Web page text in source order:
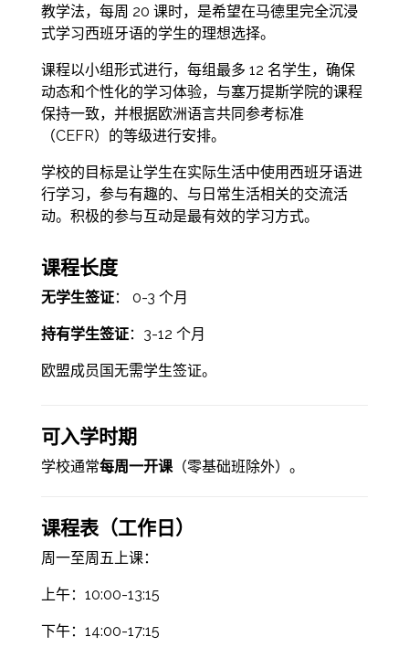
教学法，每周 20 课时，是希望在马德里完全沉浸
式学习西班牙语的学生的理想选择。
课程以小组形式进行，每组最多 12 名学生，确保
动态和个性化的学习体验，与塞万提斯学院的课程
保持一致，并根据欧洲语言共同参考标准
（CEFR）的等级进行安排。
学校的目标是让学生在实际生活中使用西班牙语进
行学习，参与有趣的、与日常生活相关的交流活
动。积极的参与互动是最有效的学习方式。
课程长度
无学生签证： 0-3 个月
持有学生签证：3-12 个月
欧盟成员国无需学生签证。
可入学时期
学校通常每周一开课（零基础班除外）。
课程表（工作日）
周一至周五上课：
上午：10:00-13:15
下午：14:00-17:15